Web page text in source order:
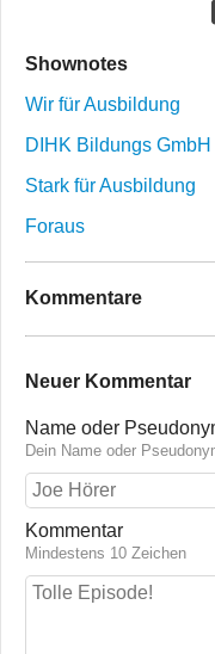
Shownotes
Wir für Ausbildung
DIHK Bildungs GmbH
Stark für Ausbildung
Foraus
Kommentare
Neuer Kommentar
Name oder
Dein Name oder
Kommentar
Mindestens 10 Zeichen